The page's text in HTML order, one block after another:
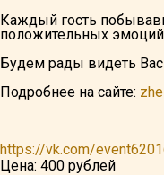
Каждый гость
положительных
Будем рады видеть
Подробнее на сайте:
https://vk.com/
Цена: 400 рублей